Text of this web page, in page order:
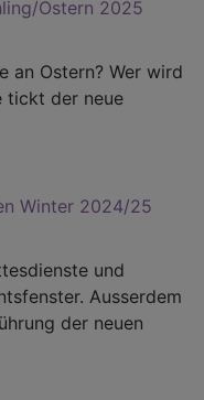
Ostern 2025
an Ostern? Wer wird
tickt der neue
Winter 2024/25
und
Ausserdem
der neuen